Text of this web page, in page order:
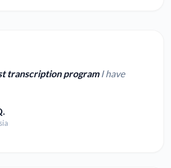
transcription programI have